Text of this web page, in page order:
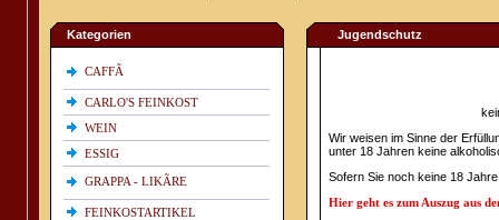
Kategorien
CAFFÃ
CARLO'S FEINKOST
WEIN
ESSIG
GRAPPA - LIKÃRE
FEINKOSTARTIKEL
Jugendschutz
Wir weisen im Sinne der
unter 18 Jahren keine
Sofern Sie noch keine 18
Hier geht es zum Auszug aus